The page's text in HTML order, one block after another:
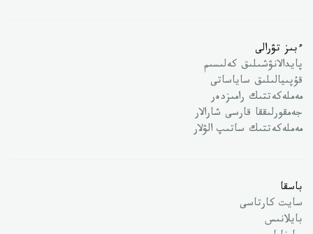
ءبىز تۋرالى
پايدالانۋشىلىق كەلىسىم
قۇپىيالىلىق ساياساتى
مەملەكەتتىك رامىزدەر
جەمقورلىققا قارسى شارالار
مەملەكەتتىك ساتىپ الۋلار
باسقا
سايت كارتاسى
بايلانىس